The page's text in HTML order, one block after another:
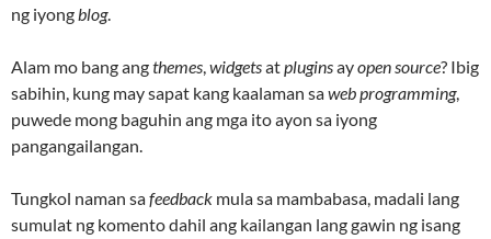
ng iyongblog.
Alam mo bang angthemes,widgetsatpluginsayopen source? Ibig
sabihin, kung may sapat kang kaalaman saweb programming,
puwede mong baguhin ang mga ito ayon sa iyong
pangangailangan.
Tungkol naman safeedback mula sa mambabasa, madali lang
sumulat ng komento dahil ang kailangan lang gawin ng isang